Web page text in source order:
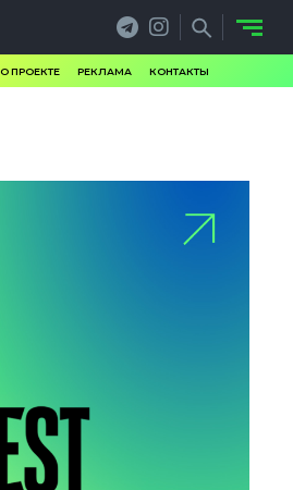
О ПРОЕКТЕ РЕКЛАМА КОНТАКТЫ